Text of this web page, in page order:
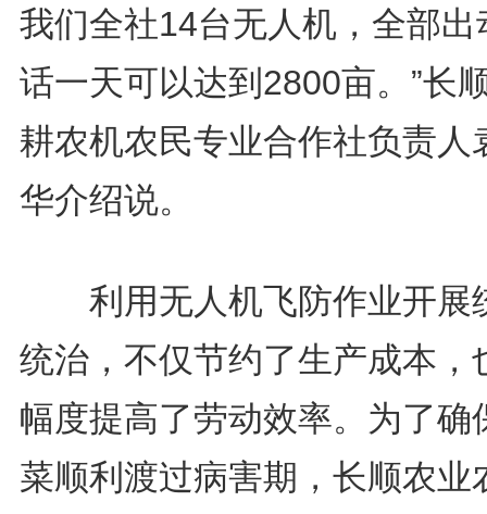
我们全社14台无人机，全部出
话一天可以达到2800亩。”长
耕农机农民专业合作社负责人
华介绍说。
利用无人机飞防作业开展
统治，不仅节约了生产成本，
幅度提高了劳动效率。为了确
菜顺利渡过病害期，长顺农业